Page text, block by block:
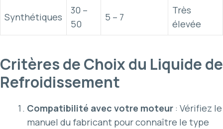
Synthétiques
30 –
50
5 – 7
Très
élevée
Critères de Choix du Liquide de
Refroidissement
Compatibilité avec votre moteur : Vérifiez le
manuel du fabricant pour connaître le type